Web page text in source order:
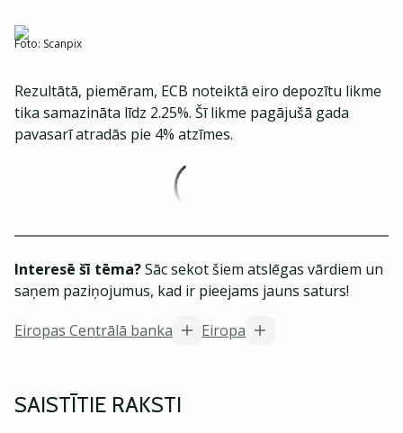
Foto: Scanpix
Rezultātā, piemēram, ECB noteiktā eiro depozītu likme
tika samazināta līdz 2.25%. Šī likme pagājušā gada
pavasarī atradās pie 4% atzīmes.
Interesē šī tēma?Sāc sekot šiem atslēgas vārdiem un
saņem paziņojumus, kad ir pieejams jauns saturs!
Eiropas Centrālā banka
Eiropa
SAISTĪTIE RAKSTI